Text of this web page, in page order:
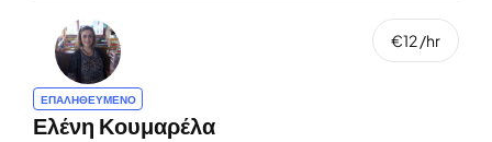
ΕΠΑΛΗΘΕΥΜΕΝΟ
Ελένη Κουμαρέλα
€12 /hr